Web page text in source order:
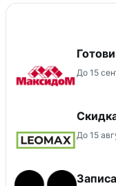
До 15
До 15